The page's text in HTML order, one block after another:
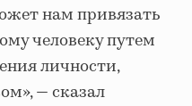
нам привязать
человеку путем
личности,
— сказал